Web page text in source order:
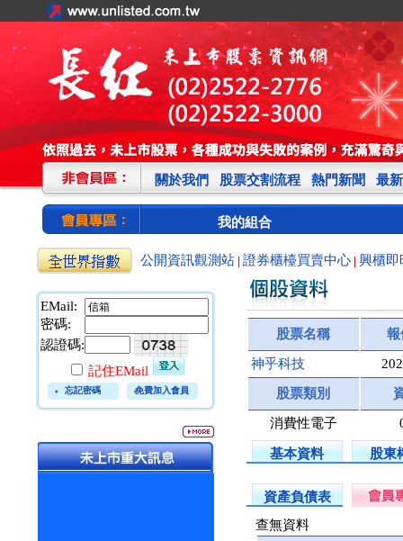
關於我們 股票交割流程 熱門新聞 最
我的組合
公開資訊觀測站 證券櫃檯買賣中心 興櫃即
EMail:
密碼:
認證碼:
記住EMail
忘記密碼 免費加入會員
股票名稱 報
神乎科技
股票類別
消費性電子
基本資料 股東
資產負債表
查無資料